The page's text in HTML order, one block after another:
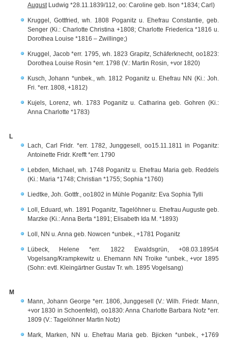
AugustLudwig *28.11.1839/112, oo: Caroline geb. Ison *1834; Carl)
Kruggel, Gottfried, wh. 1808 Poganitz u. Ehefrau Constantie, geb.
Senger (Ki.: Charlotte Christina +1808; Charlotte Friederica *1816 u.
Dorothea Louise *1816 – Zwillinge;)
Kruggel, Jacob *err. 1795, wh. 1823 Grapitz, Schäferknecht, oo1823:
Dorothea Louise Rosin *err. 1798 (V.: Martin Rosin, +vor 1820)
Kusch, Johann *unbek., wh. 1812 Poganitz u. Ehefrau NN (Ki.: Joh.
Fri. *err. 1808, +1812)
Kujels, Lorenz, wh. 1783 Poganitz u. Catharina geb. Gohren (Ki.:
Anna Charlotte *1783)
L
Lach, Carl Fridr. *err. 1782, Junggesell, oo15.11.1811 in Poganitz:
Antoinette Fridr. Krefft *err. 1790
Lebden, Michael, wh. 1748 Poganitz u. Ehefrau Maria geb. Reddels
(Ki.: Maria *1748; Christian *1755; Sophia *1760)
Liedtke, Joh. Gottfr., oo1802 in Mühle Poganitz: Eva Sophia Tylli
Loll, Eduard, wh. 1891 Poganitz, Tagelöhner u. Ehefrau Auguste geb.
Marzke (Ki.: Anna Berta *1891; Elisabeth Ida M. *1893)
Loll, NN u. Anna geb. Nowcen *unbek., +1781 Poganitz
Lübeck, Helene *err. 1822 Ewaldsgrün, +08.03.1895/4
Vogelsang/Krampkewitz u. Ehemann NN Troike *unbek., +vor 1895
(Sohn: evtl. Kleingärtner Gustav Tr. wh. 1895 Vogelsang)
M
Mann, Johann George *err. 1806, Junggesell (V.: Wilh. Friedr. Mann,
+vor 1830 in Schoenfeld), oo1830: Anna Charlotte Barbara Nofz *err.
1809 (V.: Tagelöhner Martin Nofz)
Mark, Marken, NN u. Ehefrau Maria geb. Bjicken *unbek., +1769